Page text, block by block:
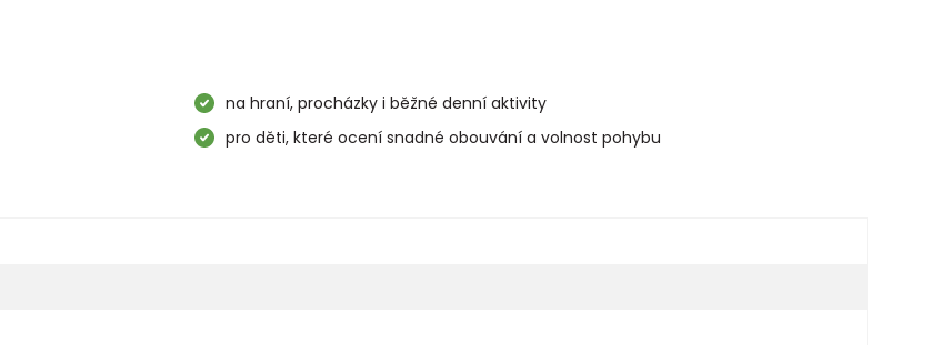
na hraní, procházky i běžné denní aktivity
pro děti, které ocení snadné obouvání a volnost pohybu